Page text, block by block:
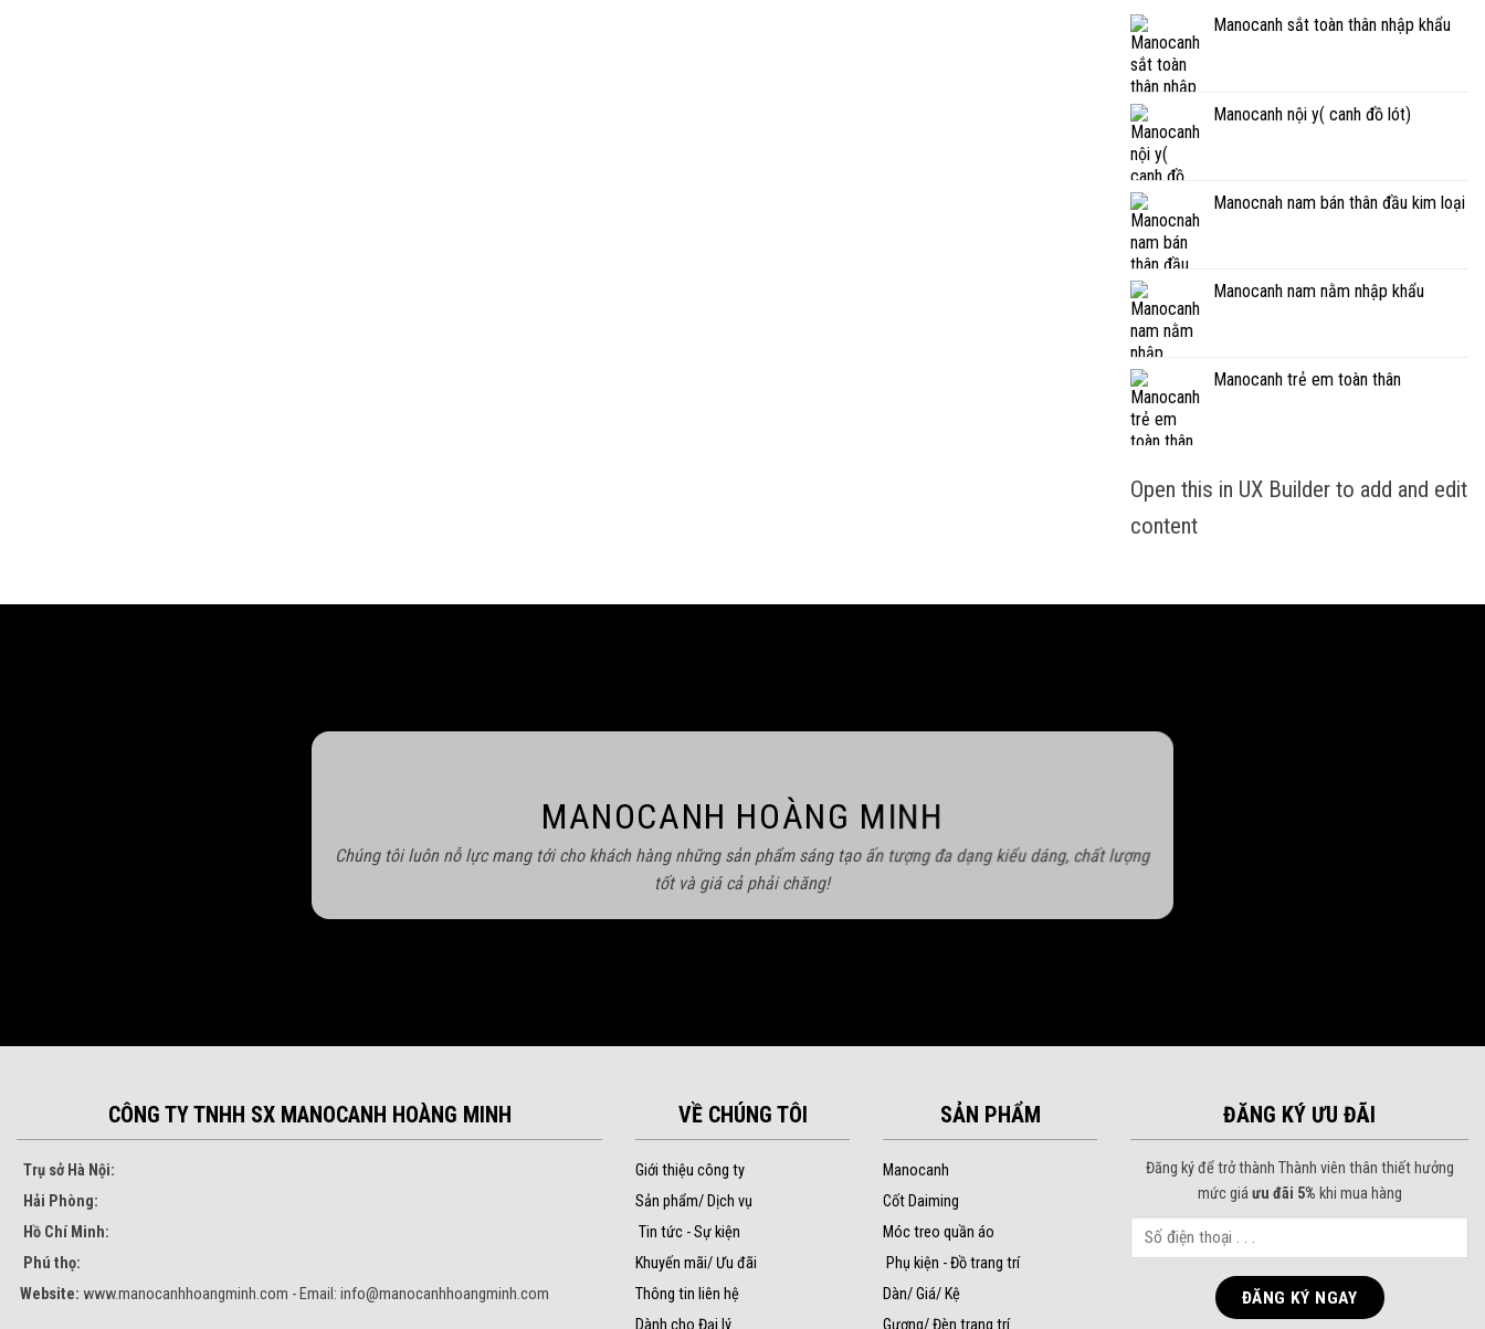
Manocanh sắt toàn thân nhập khẩu
Manocanh nội y( canh đồ lót)
Manocnah nam bán thân đầu kim loại
Manocanh nam nằm nhập khẩu
Manocanh trẻ em toàn thân
Open this in UX Builder to add and edit
content
MANOCANH HOÀNG MINH
Chúng tôi luôn nỗ lực mang tới cho khách hàng những sản phẩm sáng tạo ấn tượng đa dạng kiểu dáng, chất lượng
tốt và giá cả phải chăng!
CÔNG TY TNHH SX MANOCANH HOÀNG MINH
Trụ sở Hà Nội:
Hải Phòng:
Hồ Chí Minh:
Phú thọ:
Website: www.manocanhhoangminh.com - Email: info@manocanhhoangminh.com
VỀ CHÚNG TÔI
Giới thiệu công ty
Sản phẩm/ Dịch vụ
Tin tức - Sự kiện
Khuyến mãi/ Ưu đãi
Thông tin liên hệ
Dành cho Đại lý
SẢN PHẨM
Manocanh
Cốt Daiming
Móc treo quần áo
Phụ kiện - Đồ trang trí
Dàn/ Giá/ Kệ
Gương/ Đèn trang trí
ĐĂNG KÝ ƯU ĐÃI
Đăng ký để trở thành Thành viên thân thiết hưởng
mức giáưu đãi 5% khi mua hàng